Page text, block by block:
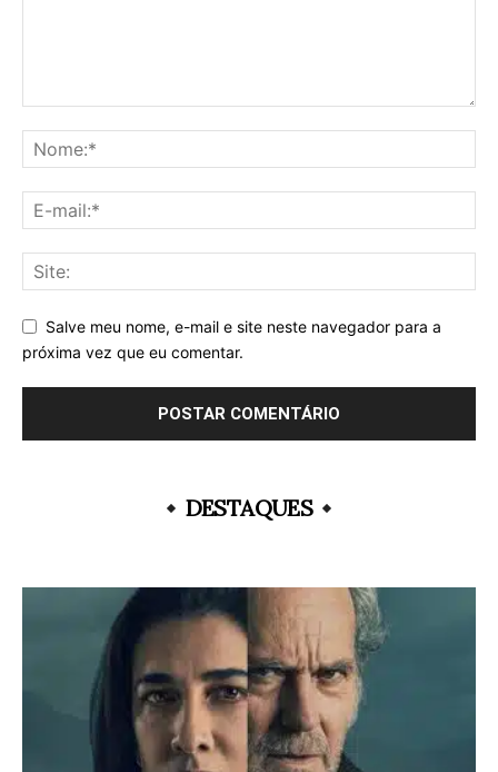
Salve meu nome, e-mail e site neste navegador para a
próxima vez que eu comentar.
DESTAQUES